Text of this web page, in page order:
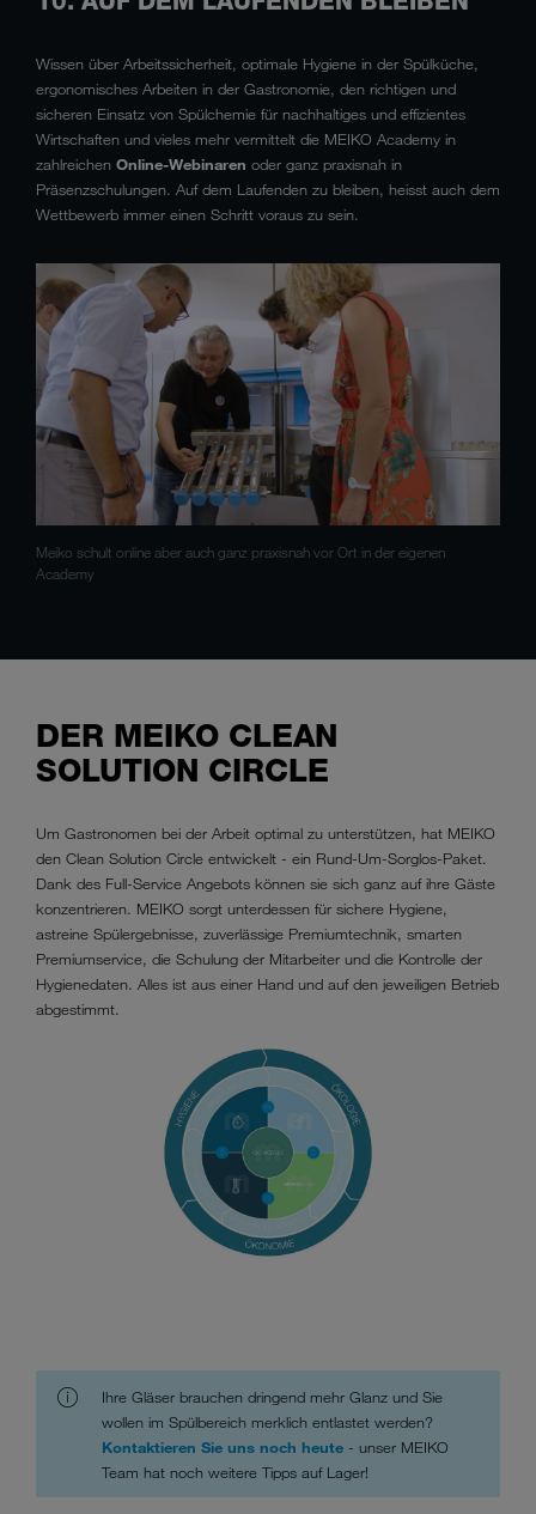
Wissen über Arbeitssicherheit, optimale Hygiene in der Spülküche,
ergonomisches Arbeiten in der Gastronomie, den richtigen und
sicheren Einsatz von Spülchemie für nachhaltiges und effizientes
Wirtschaften und vieles mehr vermittelt die MEIKO Academy in
zahlreichen Online-Webinaren oder ganz praxisnah in
Präsenzschulungen. Auf dem Laufenden zu bleiben, heisst auch dem
Wettbewerb immer einen Schritt voraus zu sein.
Meiko schult online aber auch ganz praxisnah vor Ort in der eigenen
Academy
DER MEIKO CLEAN
SOLUTION CIRCLE
Um Gastronomen bei der Arbeit optimal zu unterstützen, hat MEIKO
den Clean Solution Circle entwickelt - ein Rund-Um-Sorglos-Paket.
Dank des Full-Service Angebots können sie sich ganz auf ihre Gäste
konzentrieren. MEIKO sorgt unterdessen für sichere Hygiene,
astreine Spülergebnisse, zuverlässige Premiumtechnik, smarten
Premiumservice, die Schulung der Mitarbeiter und die Kontrolle der
Hygienedaten. Alles ist aus einer Hand und auf den jeweiligen Betrieb
abgestimmt.
Ihre Gläser brauchen dringend mehr Glanz und Sie
wollen im Spülbereich merklich entlastet werden?
Kontaktieren Sie uns noch heute - unser MEIKO
Team hat noch weitere Tipps auf Lager!